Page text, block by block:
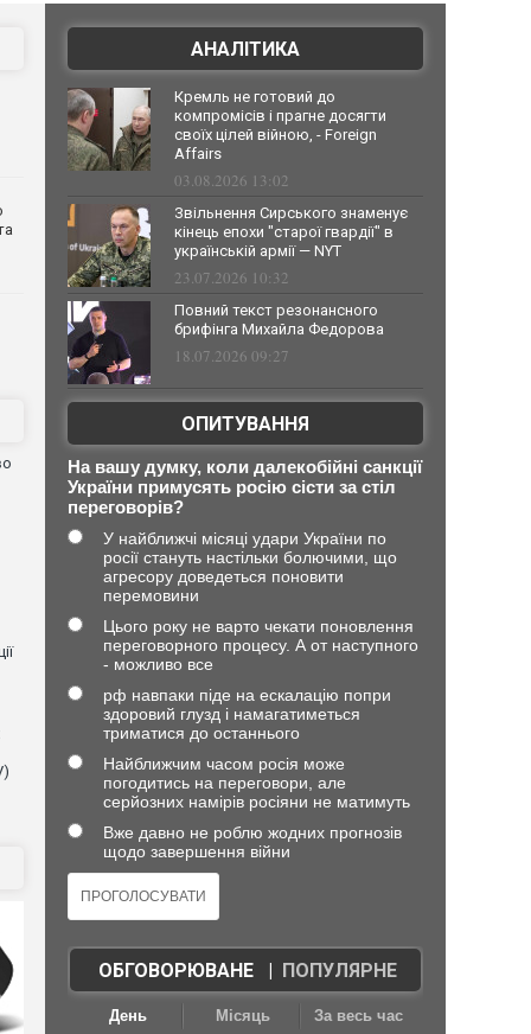
АНАЛІТИКА
Кремль не готовий до
компромісів і прагне досягти
своїх цілей війною, - Foreign
Affairs
03.08.2026 13:02
Звільнення Сирського знаменує
кінець епохи "старої гвардії" в
українській армії — NYT
23.07.2026 10:32
Повний текст резонансного
брифінга Михайла Федорова
18.07.2026 09:27
ОПИТУВАННЯ
На вашу думку, коли далекобійні санкції
України примусять росію сісти за стіл
переговорів?
У найближчі місяці удари України по
росії стануть настільки болючими, що
агресору доведеться поновити
перемовини
Цього року не варто чекати поновлення
переговорного процесу. А от наступного
- можливо все
рф навпаки піде на ескалацію попри
здоровий глузд і намагатиметься
триматися до останнього
Найближчим часом росія може
погодитись на переговори, але
серйозних намірів росіяни не матимуть
Вже давно не роблю жодних прогнозів
щодо завершення війни
ОБГОВОРЮВАНЕ| ПОПУЛЯРНЕ
День Місяць За весь час